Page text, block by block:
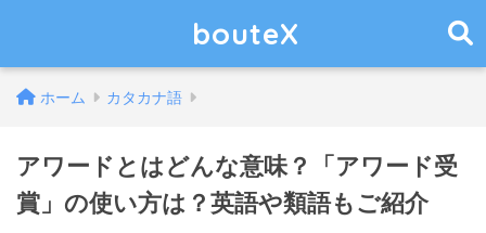
bouteX
ホーム カタカナ語
アワードとはどんな意味？「アワード受
賞」の使い方は？英語や類語もご紹介